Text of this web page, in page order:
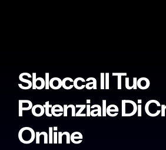
Sblocca Il Tuo
Potenziale Di
Online